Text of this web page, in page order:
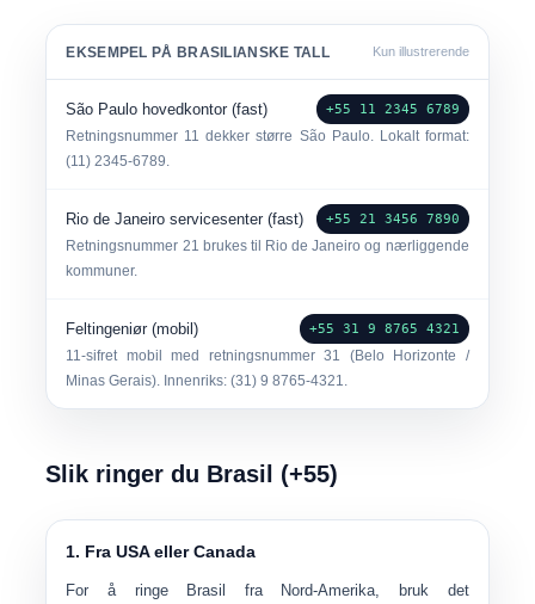
EKSEMPEL PÅ BRASILIANSKE TALL Kun illustrerende
São Paulo hovedkontor (fast) +55 11 2345 6789
Retningsnummer 11 dekker større São Paulo. Lokalt format:
(11) 2345-6789.
Rio de Janeiro servicesenter (fast) +55 21 3456 7890
Retningsnummer 21 brukes til Rio de Janeiro og nærliggende
kommuner.
Feltingeniør (mobil) +55 31 9 8765 4321
11-sifret mobil med retningsnummer 31 (Belo Horizonte /
Minas Gerais). Innenriks: (31) 9 8765-4321.
Slik ringer du Brasil (+55)
1. Fra USA eller Canada
For å ringe Brasil fra Nord-Amerika, bruk det